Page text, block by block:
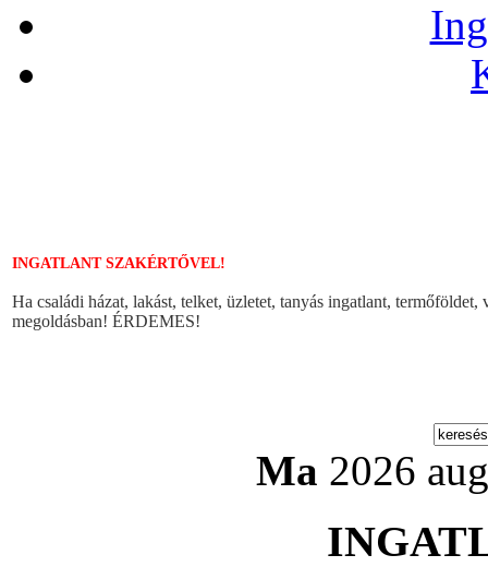
INGATLANT SZAKÉRTŐVEL!
Ha családi házat, lakást, telket, üzletet, tanyás ingatlant,
megoldásban! ÉRDEMES!
Ma 2026